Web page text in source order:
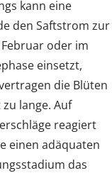
kann eine
den Saftstrom zur
oder im
einsetzt,
die Blüten
lange. Auf
reagiert
einen adäquaten
das